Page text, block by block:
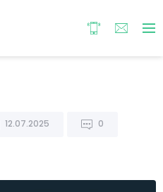
12.07.2025 0